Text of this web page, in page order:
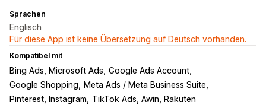
Sprachen
Englisch
Für diese App ist keine Übersetzung auf Deutsch vorhanden.
Kompatibel mit
Bing Ads, Microsoft Ads Google Ads Account
Google Shopping
Meta Ads / Meta Business Suite
Pinterest, Instagram
TikTok Ads, Awin, Rakuten